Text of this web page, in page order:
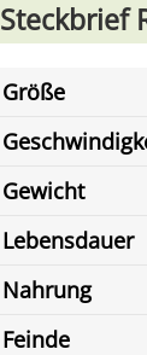
Steckbrief
Größe
Gewicht
Lebensdauer
Nahrung
Feinde